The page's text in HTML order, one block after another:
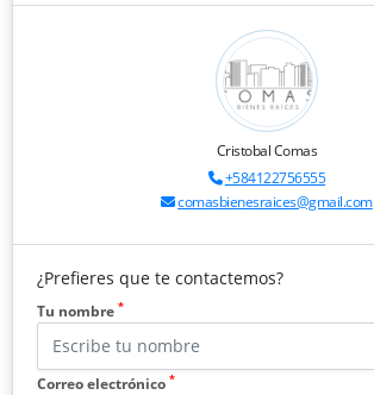
Cristobal Comas
+584122756555
comasbienesraices@gmail.com
¿Prefieres que te contactemos?
Tu nombre *
Correo electrónico *